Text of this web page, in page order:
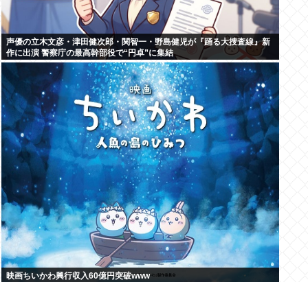
声優の立木文彦・津田健次郎・関智一・野島健児が『踊る大捜査線』新
作に出演 警察庁の最高幹部役で“円卓”に集結
映画ちいかわ興行収入60億円突破www